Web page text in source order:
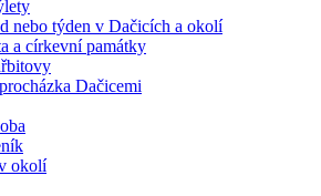
nebo týden v Dačicích a okolí
a církevní památky
Dačicemi
okolí